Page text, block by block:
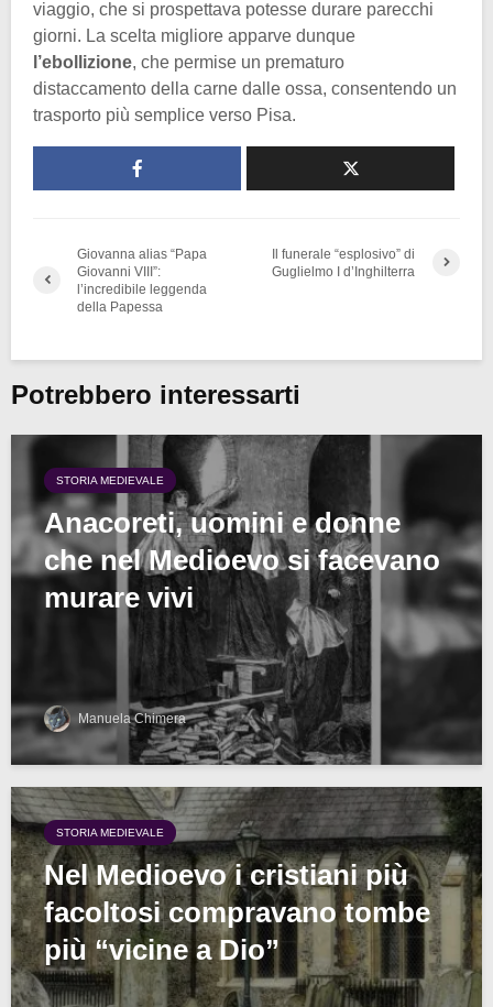
viaggio, che si prospettava potesse durare parecchi
giorni. La scelta migliore apparve dunque
l’ebollizione, che permise un prematuro
distaccamento della carne dalle ossa, consentendo un
trasporto più semplice verso Pisa.
Giovanna alias “Papa
Giovanni VIII”:
l’incredibile leggenda
della Papessa
Il funerale “esplosivo” di
Guglielmo I d’Inghilterra
Potrebbero interessarti
STORIA MEDIEVALE
Anacoreti, uomini e donne
che nel Medioevo si facevano
murare vivi
Manuela Chimera
STORIA MEDIEVALE
Nel Medioevo i cristiani più
facoltosi compravano tombe
più “vicine a Dio”